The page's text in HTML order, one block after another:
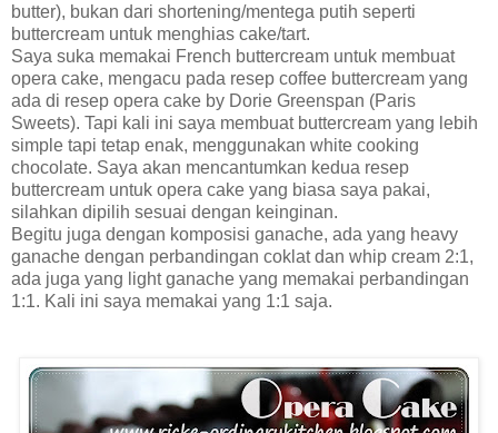
butter), bukan dari shortening/mentega putih seperti
buttercream untuk menghias cake/tart.
Saya suka memakai French buttercream untuk membuat
opera cake, mengacu pada resep coffee buttercream yang
ada di resep opera cake by Dorie Greenspan (Paris
Sweets). Tapi kali ini saya membuat buttercream yang lebih
simple tapi tetap enak, menggunakan white cooking
chocolate. Saya akan mencantumkan kedua resep
buttercream untuk opera cake yang biasa saya pakai,
silahkan dipilih sesuai dengan keinginan.
Begitu juga dengan komposisi ganache, ada yang heavy
ganache dengan perbandingan coklat dan whip cream 2:1,
ada juga yang light ganache yang memakai perbandingan
1:1. Kali ini saya memakai yang 1:1 saja.